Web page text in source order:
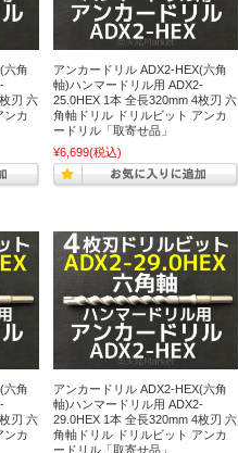
六角
刃 六
ンカ
アンカードリル ADX2-HEX(六角
軸)ハンマードリル用 ADX2-
25.0HEX 1本 全長320mm 4枚刃 六
角軸ドリル ドリルビット アンカ
ードリル「取寄せ品」
¥6,699(税込)
六角
刃 六
ンカ
アンカードリル ADX2-HEX(六角
軸)ハンマードリル用 ADX2-
29.0HEX 1本 全長320mm 4枚刃 六
角軸ドリル ドリルビット アンカ
ードリル「取寄せ品」